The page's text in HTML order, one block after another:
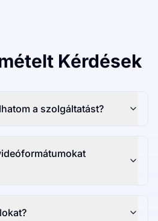
Kérdések
a szolgáltatást?